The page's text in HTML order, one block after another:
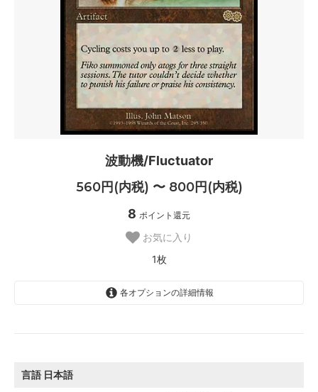
波動機/Fluctuator
560円(内税) 〜 800円(内税)
8 ポイント還元
お気に入り
1枚
各オプションの詳細情報
言語 日本語